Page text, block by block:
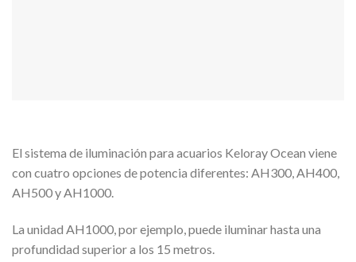
El sistema de iluminación para acuarios Keloray Ocean viene
con cuatro opciones de potencia diferentes: AH300, AH400,
AH500 y AH1000.
La unidad AH1000, por ejemplo, puede iluminar hasta una
profundidad superior a los 15 metros.